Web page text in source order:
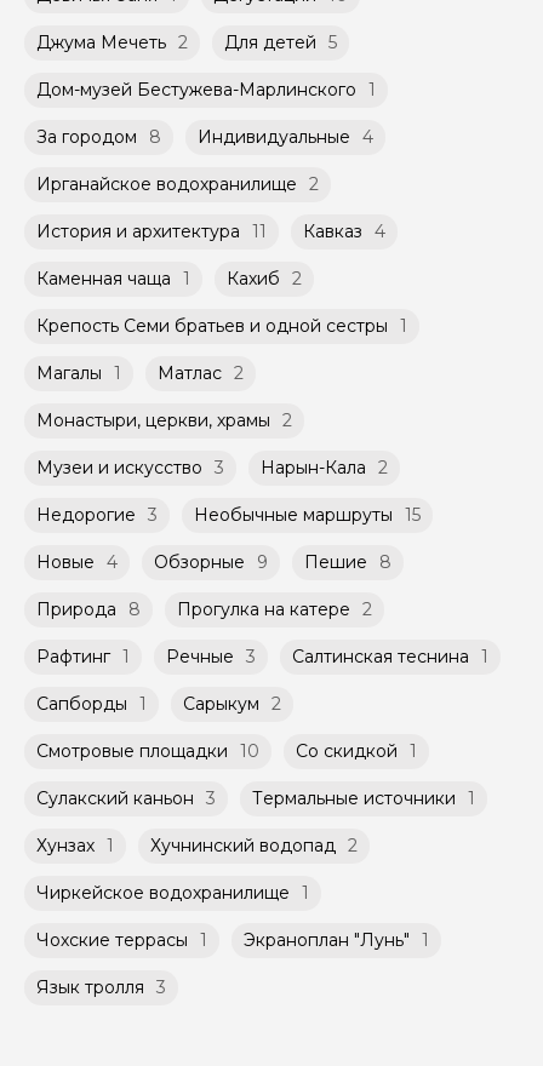
к Оферте Сервиса.
Способы оплаты на сайте: Картой
российского банка можно оплатить любую
экскурсию.
участников ограничено (группа может быть
Джума Мечеть 2 Для детей 5
Дом-музей Бестужева-Марлинского 1
За городом 8 Индивидуальные 4
Ирганайское водохранилище 2
История и архитектура 11 Кавказ 4
Каменная чаща 1 Кахиб 2
Крепость Семи братьев и одной сестры 1
Магалы 1 Матлас 2
Монастыри, церкви, храмы 2
Музеи и искусство 3 Нарын-Кала 2
Недорогие 3 Необычные маршруты 15
Новые 4 Обзорные 9 Пешие 8
Природа 8 Прогулка на катере 2
Рафтинг 1 Речные 3 Салтинская теснина 1
Сапборды 1 Сарыкум 2
Смотровые площадки 10 Со скидкой 1
Сулакский каньон 3 Термальные источники 1
Хунзах 1 Хучнинский водопад 2
Чиркейское водохранилище 1
Чохские террасы 1 Экраноплан "Лунь" 1
Язык тролля 3